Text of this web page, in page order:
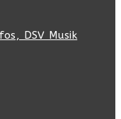
DSV Musik